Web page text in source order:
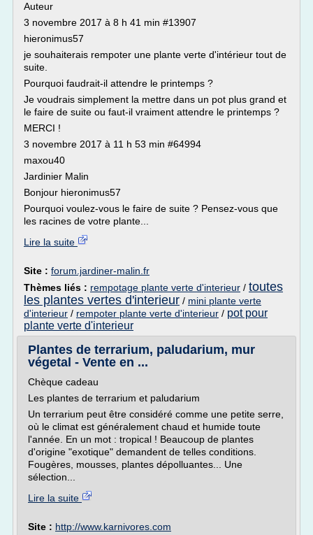
Auteur
3 novembre 2017 à 8 h 41 min #13907
hieronimus57
je souhaiterais rempoter une plante verte d'intérieur tout de
suite.
Pourquoi faudrait-il attendre le printemps ?
Je voudrais simplement la mettre dans un pot plus grand et
le faire de suite ou faut-il vraiment attendre le printemps ?
MERCI !
3 novembre 2017 à 11 h 53 min #64994
maxou40
Jardinier Malin
Bonjour hieronimus57
Pourquoi voulez-vous le faire de suite ? Pensez-vous que
les racines de votre plante...
Lire la suite
Site : forum.jardiner-malin.fr
Thèmes liés : rempotage plante verte d'interieur / toutes
les plantes vertes d'interieur / mini plante verte
d'interieur / rempoter plante verte d'interieur / pot pour
plante verte d'interieur
Plantes de terrarium, paludarium, mur
végetal - Vente en ...
Chèque cadeau
Les plantes de terrarium et paludarium
Un terrarium peut être considéré comme une petite serre,
où le climat est généralement chaud et humide toute
l'année. En un mot : tropical ! Beaucoup de plantes
d'origine "exotique" demandent de telles conditions.
Fougères, mousses, plantes dépolluantes... Une
sélection...
Lire la suite
Site : http://www.karnivores.com